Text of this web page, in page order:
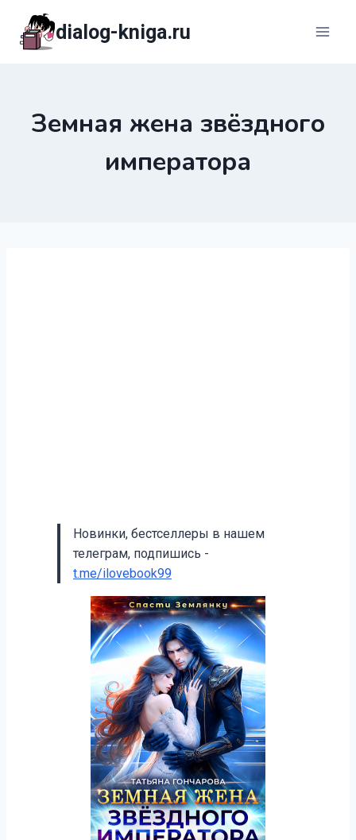
содержимому
dialog-kniga.ru
Земная жена звёздного
императора
Новинки, бестселлеры в нашем
телеграм, подпишись -
t.me/ilovebook99